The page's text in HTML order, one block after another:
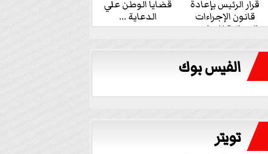
قرار الرئيس بإعادة
قانون الإجراءات
الجنائية للنواب...
قضايا الوطن علي
الدعاية ...
الفيس بوك
تويتر